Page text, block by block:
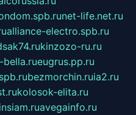
net-life.net.ru
alliance-electro.spb.ru
kinzozo-ru.ru
eugrus.pp.ru
bezmorchin.ruia2.ru
kolosok-elita.ru
insiam.ruavegainfo.ru